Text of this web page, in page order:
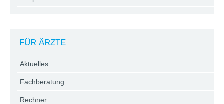
FÜR ÄRZTE
Aktuelles
Fachberatung
Rechner